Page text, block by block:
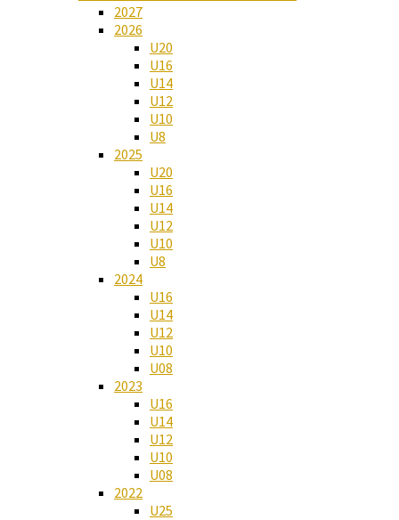
2027
2026
U20
U16
U14
U12
U10
U8
2025
U20
U16
U14
U12
U10
U8
2024
U16
U14
U12
U10
U08
2023
U16
U14
U12
U10
U08
2022
U25